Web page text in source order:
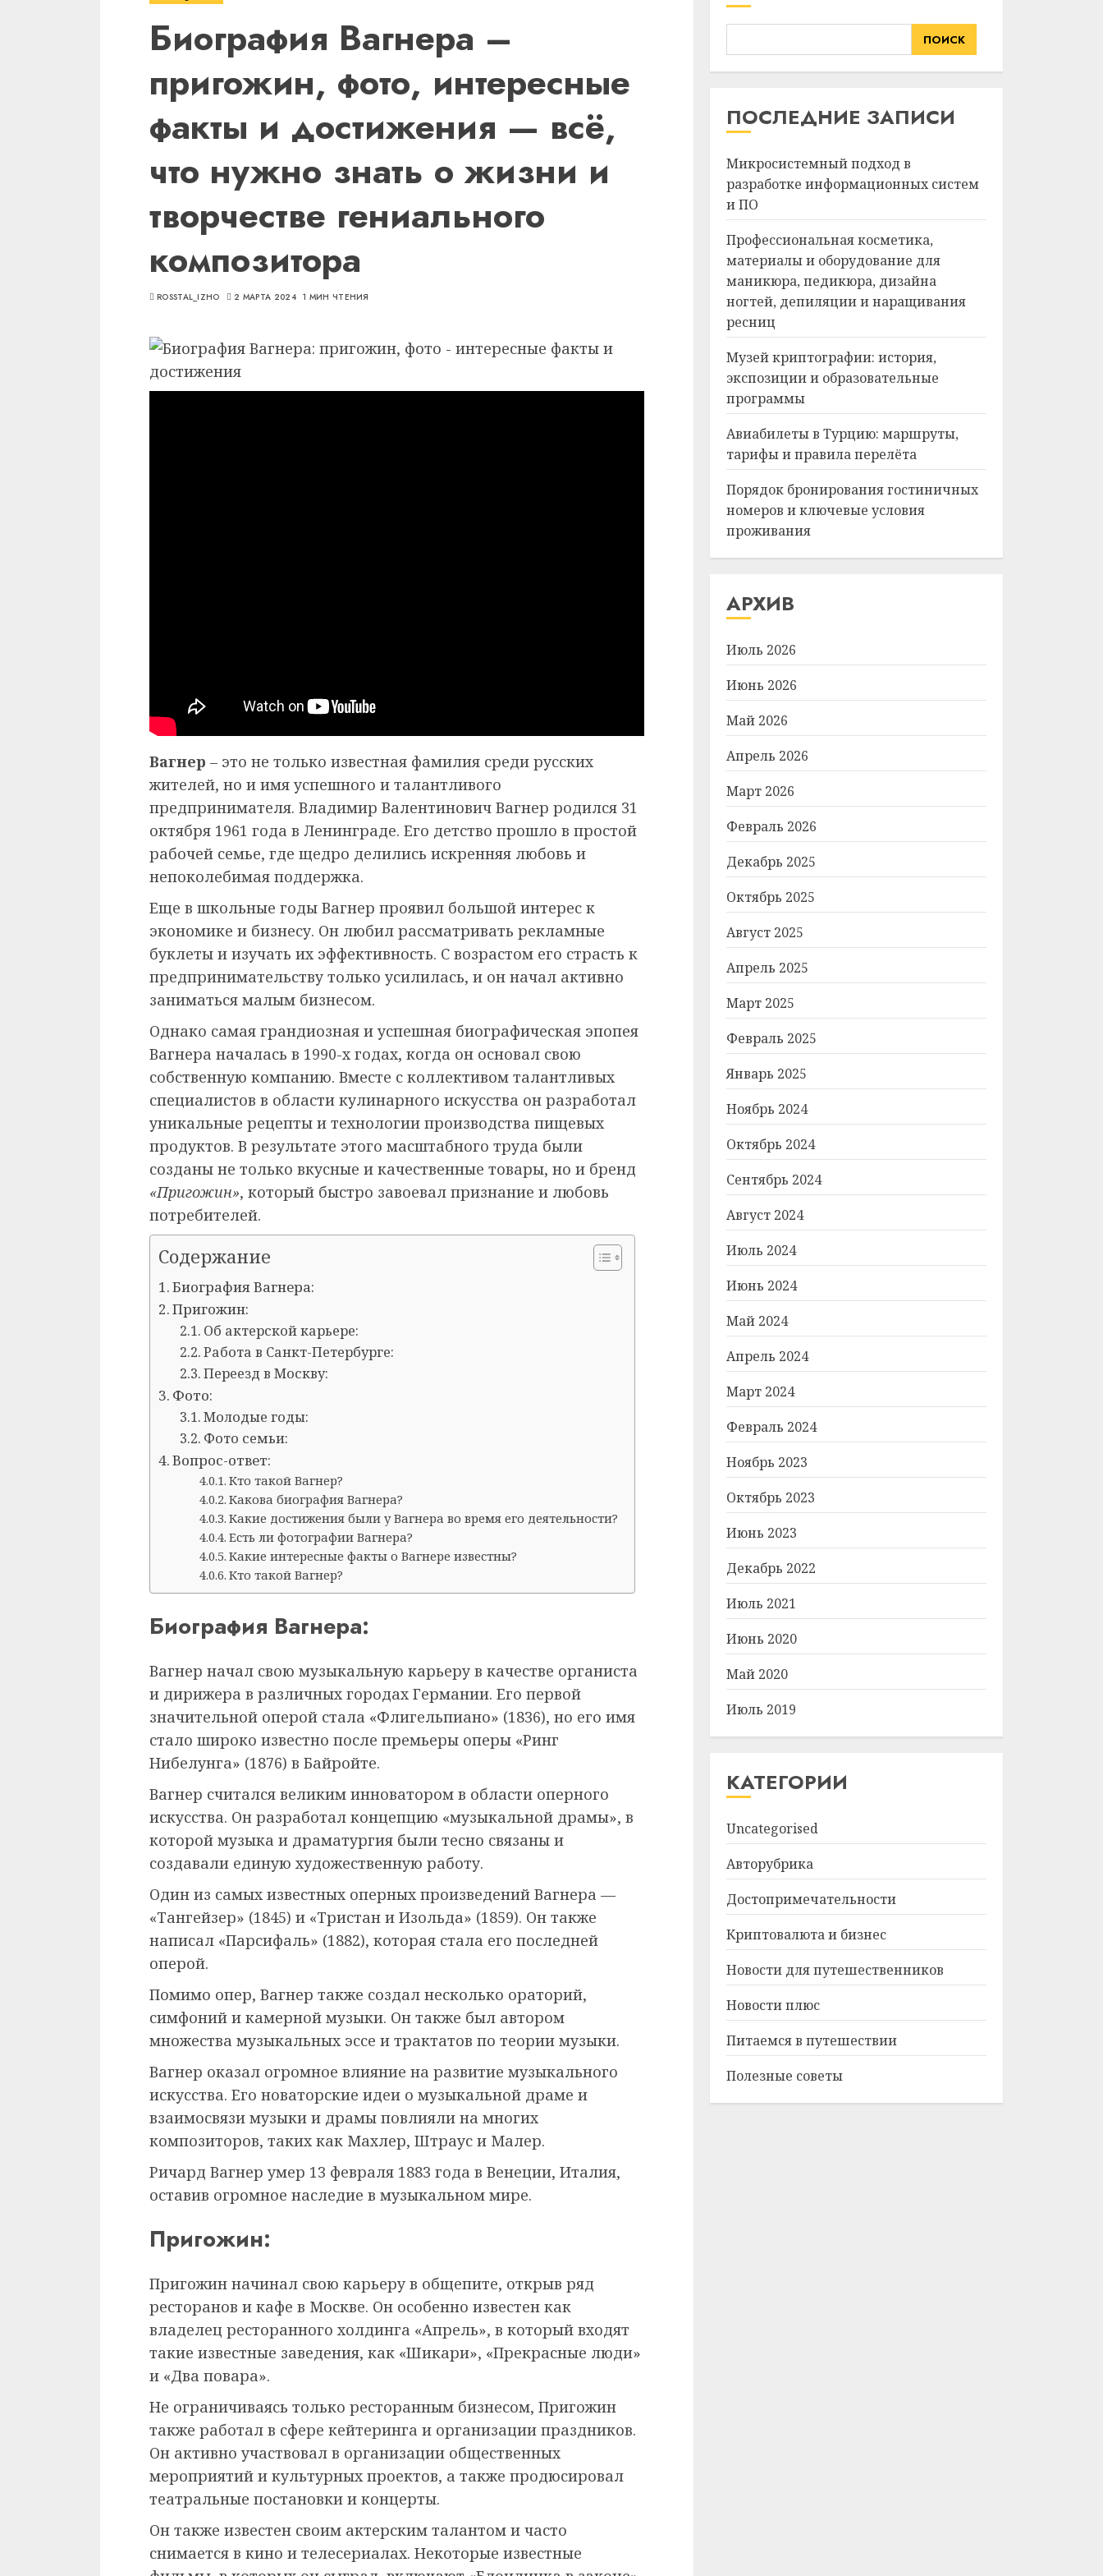
Биография Вагнера –
пригожин, фото, интересные
факты и достижения — всё,
что нужно знать о жизни и
творчестве гениального
композитора
ROSSTAL_IZHO 2 МАРТА 2024 1 МИН ЧТЕНИЯ
Вагнер – это не только известная фамилия среди русских
жителей, но и имя успешного и талантливого
предпринимателя. Владимир Валентинович Вагнер родился 31
октября 1961 года в Ленинграде. Его детство прошло в простой
рабочей семье, где щедро делились искренняя любовь и
непоколебимая поддержка.
Еще в школьные годы Вагнер проявил большой интерес к
экономике и бизнесу. Он любил рассматривать рекламные
буклеты и изучать их эффективность. С возрастом его страсть к
предпринимательству только усилилась, и он начал активно
заниматься малым бизнесом.
Однако самая грандиозная и успешная биографическая эпопея
Вагнера началась в 1990-х годах, когда он основал свою
собственную компанию. Вместе с коллективом талантливых
специалистов в области кулинарного искусства он разработал
уникальные рецепты и технологии производства пищевых
продуктов. В результате этого масштабного труда были
созданы не только вкусные и качественные товары, но и бренд
«Пригожин», который быстро завоевал признание и любовь
потребителей.
Содержание
Биография Вагнера:
Пригожин:
Об актерской карьере:
Работа в Санкт-Петербурге:
Переезд в Москву:
Фото:
Молодые годы:
Фото семьи:
Вопрос-ответ:
Кто такой Вагнер?
Какова биография Вагнера?
Какие достижения были у Вагнера во время его деятельности?
Есть ли фотографии Вагнера?
Какие интересные факты о Вагнере известны?
Кто такой Вагнер?
Биография Вагнера:
Вагнер начал свою музыкальную карьеру в качестве органиста
и дирижера в различных городах Германии. Его первой
значительной оперой стала «Флигельпиано» (1836), но его имя
стало широко известно после премьеры оперы «Ринг
Нибелунга» (1876) в Байройте.
Вагнер считался великим инноватором в области оперного
искусства. Он разработал концепцию «музыкальной драмы», в
которой музыка и драматургия были тесно связаны и
создавали единую художественную работу.
Один из самых известных оперных произведений Вагнера —
«Тангейзер» (1845) и «Тристан и Изольда» (1859). Он также
написал «Парсифаль» (1882), которая стала его последней
оперой.
Помимо опер, Вагнер также создал несколько ораторий,
симфоний и камерной музыки. Он также был автором
множества музыкальных эссе и трактатов по теории музыки.
Вагнер оказал огромное влияние на развитие музыкального
искусства. Его новаторские идеи о музыкальной драме и
взаимосвязи музыки и драмы повлияли на многих
композиторов, таких как Махлер, Штраус и Малер.
Ричард Вагнер умер 13 февраля 1883 года в Венеции, Италия,
оставив огромное наследие в музыкальном мире.
Пригожин:
Пригожин начинал свою карьеру в общепите, открыв ряд
ресторанов и кафе в Москве. Он особенно известен как
владелец ресторанного холдинга «Апрель», в который входят
такие известные заведения, как «Шикари», «Прекрасные люди»
и «Два повара».
Не ограничиваясь только ресторанным бизнесом, Пригожин
также работал в сфере кейтеринга и организации праздников.
Он активно участвовал в организации общественных
мероприятий и культурных проектов, а также продюсировал
театральные постановки и концерты.
Он также известен своим актерским талантом и часто
снимается в кино и телесериалах. Некоторые известные
ПОИСК
ПОСЛЕДНИЕ ЗАПИСИ
Микросистемный подход в
разработке информационных систем
и ПО
Профессиональная косметика,
материалы и оборудование для
маникюра, педикюра, дизайна
ногтей, депиляции и наращивания
ресниц
Музей криптографии: история,
экспозиции и образовательные
программы
Авиабилеты в Турцию: маршруты,
тарифы и правила перелёта
Порядок бронирования гостиничных
номеров и ключевые условия
проживания
АРХИВ
Июль 2026
Июнь 2026
Май 2026
Апрель 2026
Март 2026
Февраль 2026
Декабрь 2025
Октябрь 2025
Август 2025
Апрель 2025
Март 2025
Февраль 2025
Январь 2025
Ноябрь 2024
Октябрь 2024
Сентябрь 2024
Август 2024
Июль 2024
Июнь 2024
Май 2024
Апрель 2024
Март 2024
Февраль 2024
Ноябрь 2023
Октябрь 2023
Июнь 2023
Декабрь 2022
Июль 2021
Июнь 2020
Май 2020
Июль 2019
КАТЕГОРИИ
Uncategorised
Авторубрика
Достопримечательности
Криптовалюта и бизнес
Новости для путешественников
Новости плюс
Питаемся в путешествии
Полезные советы